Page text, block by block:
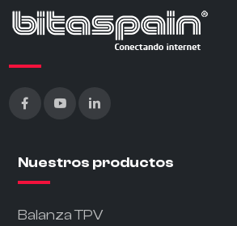
Nuestros productos
Balanza TPV